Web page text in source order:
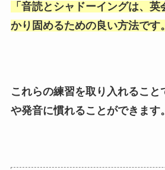
「 音読とシャドーイングは、英
かり固めるための良い方法です。
これらの練習を取り入れること
や発音に慣れることができます。